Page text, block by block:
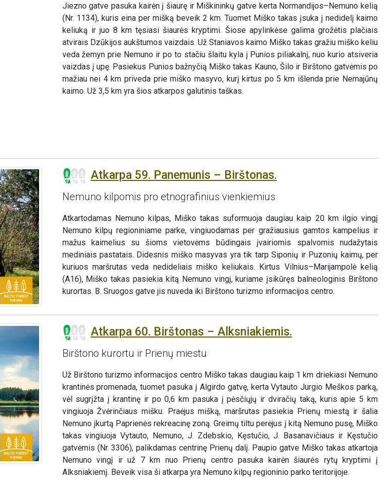
Jiezno gatve pasuka kairėn į šiaurę ir Miškininkų gatve kerta Normandijos–Nemuno kelią
(Nr. 1134), kuris eina per mišką beveik 2 km. Tuomet Miško takas įsuka į nedidelį kaimo
keliuką ir juo 8 km tęsiasi šiaurės kryptimi. Šiose apylinkėse galima grožėtis plačiais
atvirais Dzūkijos aukštumos vaizdais. Už Staniavos kaimo Miško takas gražiu miško keliu
veda žemyn prie Nemuno ir po to stačiu šlaitu kyla į Punios piliakalnį, nuo kurio atsiveria
vaizdas į upę. Pasiekus Punios bažnyčią Miško takas Kauno, Šilo ir Birštono gatvėmis po
mažiau nei 4 km priveda prie miško masyvo, kurį kirtus po 5 km išlenda prie Nemajūnų
kaimo. Už 3,5 km yra šios atkarpos galutinis taškas.
Atkarpa 59. Panemunis – Birštonas.
Nemuno kilpomis pro etnografinius vienkiemius
Atkartodamas Nemuno kilpas, Miško takas suformuoja daugiau kaip 20 km ilgio vingį
Nemuno kilpų regioniniame parke, vingiuodamas per gražiausius gamtos kampelius ir
mažus kaimelius su šioms vietovėms būdingais įvairiomis spalvomis nudažytais
mediniais pastatais. Didesnis miško masyvas yra tik tarp Siponių ir Puzonių kaimų, per
kuriuos maršrutas veda nedideliais miško keliukais. Kirtus Vilnius–Marijampolė kelią
(A16), Miško takas pasiekia kitą Nemuno vingį, kuriame įsikūręs balneologinis Birštono
kurortas. B. Sruogos gatve jis nuveda iki Birštono turizmo informacijos centro.
Atkarpa 60. Birštonas – Alksniakiemis.
Birštono kurortu ir Prienų miestu
Už Birštono turizmo informacijos centro Miško takas daugiau kaip 1 km driekiasi Nemuno
krantinės promenada, tuomet pasuka į Algirdo gatvę, kerta Vytauto Jurgio Meškos parką,
vėl sugrįžta į krantinę ir po 0,6 km pasuka į pėsčiųjų ir dviračių taką, kuris apie 5 km
vingiuoja Žvėrinčiaus mišku. Praėjus mišką, maršrutas pasiekia Prienų miestą ir šalia
Nemuno įkurtą Paprienės rekreacinę zoną. Greimų tiltu perėjus į kitą Nemuno pusę, Miško
takas vingiuoja Vytauto, Nemuno, J. Zdebskio, Kęstučio, J. Basanavičiaus ir Kęstučio
gatvėmis (Nr. 3306), palikdamas centrinę Prienų dalį. Paupio gatve Miško takas atkartoja
Nemuno vingį ir už 7 km nuo Prienų centro pasuka kairėn šiaurės rytų kryptimi į
Alksniakiemį. Beveik visa ši atkarpa yra Nemuno kilpų regioninio parko teritorijoje.